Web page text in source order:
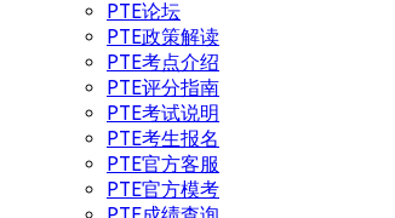
PTE论坛
PTE政策解读
PTE考点介绍
PTE评分指南
PTE考试说明
PTE考生报名
PTE官方客服
PTE官方模考